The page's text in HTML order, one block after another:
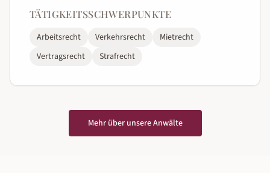
Mandatsführung aus.
TÄTIGKEITSSCHWERPUNKTE
Arbeitsrecht Verkehrsrecht
Mietrecht
Vertragsrecht
Strafrecht
Mehr über unsere Anwälte